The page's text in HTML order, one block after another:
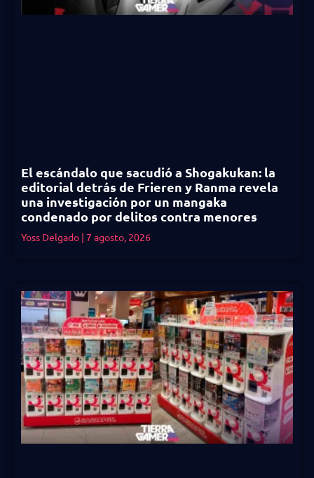
El escándalo que sacudió a Shogakukan: la
editorial detrás de Frieren y Ranma revela
una investigación por un mangaka
condenado por delitos contra menores
Yoss Delgado 7 agosto, 2026